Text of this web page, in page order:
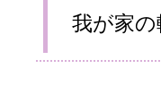
我が家